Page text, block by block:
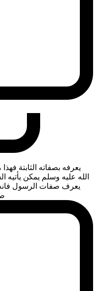
يعرفه بصفاته الثابتة
الله عليه وسلم يمكن يأتيه
يعرف صفات الرسول